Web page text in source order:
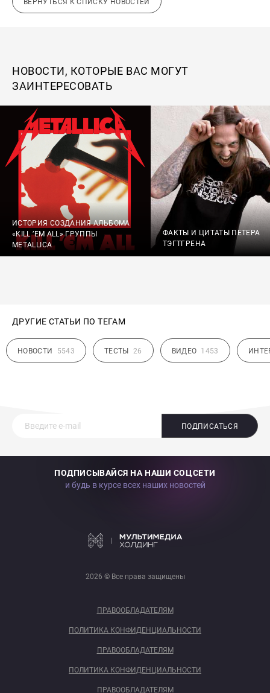
ВЕРНУТЬСЯ К СПИСКУ НОВОСТЕЙ
НОВОСТИ, КОТОРЫЕ ВАС МОГУТ
ЗАИНТЕРЕСОВАТЬ
ИСТОРИЯ СОЗДАНИЯ АЛЬБОМА
«KILL ’EM ALL» ГРУППЫ
METALLICA
ФАКТЫ И ЦИТАТЫ ПЕТЕРА
ТЭГТГРЕНА
ДРУГИЕ СТАТЬИ ПО ТЕГАМ
НОВОСТИ 5543 ТЕСТЫ 26 ВИДЕО 1453
ПОДПИСАТЬСЯ
ПОДПИСЫВАЙСЯ НА НАШИ СОЦСЕТИ
и будь в курсе всех наших новостей
2026 © Все права защищены
ПРАВООБЛАДАТЕЛЯМ
ПОЛИТИКА КОНФИДЕНЦИАЛЬНОСТИ
ПРАВООБЛАДАТЕЛЯМ
ПОЛИТИКА КОНФИДЕНЦИАЛЬНОСТИ
ПРАВООБЛАДАТЕЛЯМ